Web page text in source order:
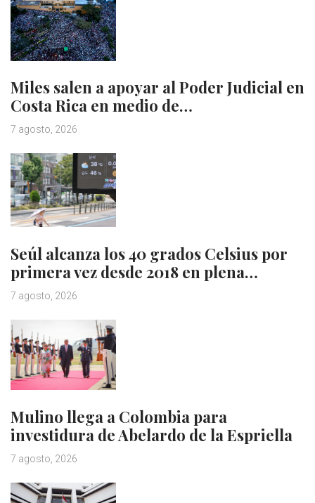
Miles salen a apoyar al Poder Judicial en
Costa Rica en medio de…
7 agosto, 2026
Seúl alcanza los 40 grados Celsius por
primera vez desde 2018 en plena…
7 agosto, 2026
Mulino llega a Colombia para
investidura de Abelardo de la Espriella
7 agosto, 2026